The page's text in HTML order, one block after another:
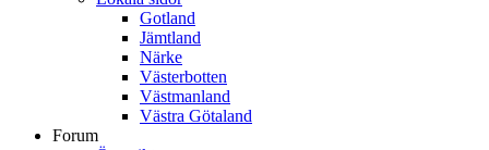
Gotland
Jämtland
Närke
Västerbotten
Västmanland
Västra Götaland
Forum